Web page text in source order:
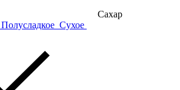
Сахар
Полусладкое Сухое